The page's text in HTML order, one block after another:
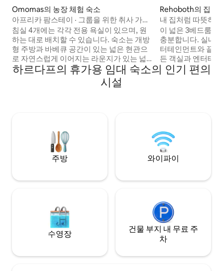
Omomas의 농장 체험 숙소
아프리카 팜스테이 · 그룹을 위한 취사 가능
숙소
침실 4개에는 각각 전용 욕실이 있으며, 원
하는 대로 배치할 수 있습니다. 숙소는 개방
형 주방과 바베큐 공간이 있는 넓은 현관으
로 자연스럽게 이어지는 라운지가 있는 넓
은 공용 거실로 연결됩니다. 아이들과 함께
여행하든, 대가족이든, 친한 친구들과 함께
여행하든, 이 숙소는 여러분이 원하는 방식
할 수 있습니다.
Rehoboth의 집
내 집처럼 따뜻하
이 넓은 3베드룸
충분합니다. 실내 엔터테인먼트 공간은 엔
터테인먼트와 끝없
든 객실과 엔터테
름과 겨울을 위해
니다. 평화로운 밤을 위한 완전히 작동하는
합니다!
하르다프의 휴가용 임대 숙소의 인기 편의
시설
주방 와이파이
수영장
건물 부지 내 무료 주
차